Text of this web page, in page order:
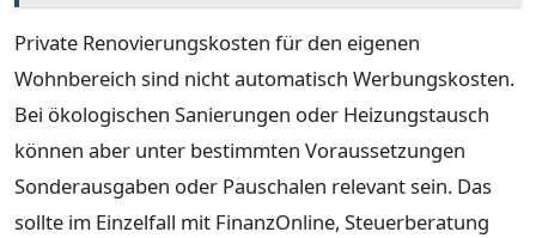
Private Renovierungskosten für den eigenen
Wohnbereich sind nicht automatisch Werbungskosten.
Bei ökologischen Sanierungen oder Heizungstausch
können aber unter bestimmten Voraussetzungen
Sonderausgaben oder Pauschalen relevant sein. Das
sollte im Einzelfall mit FinanzOnline, Steuerberatung